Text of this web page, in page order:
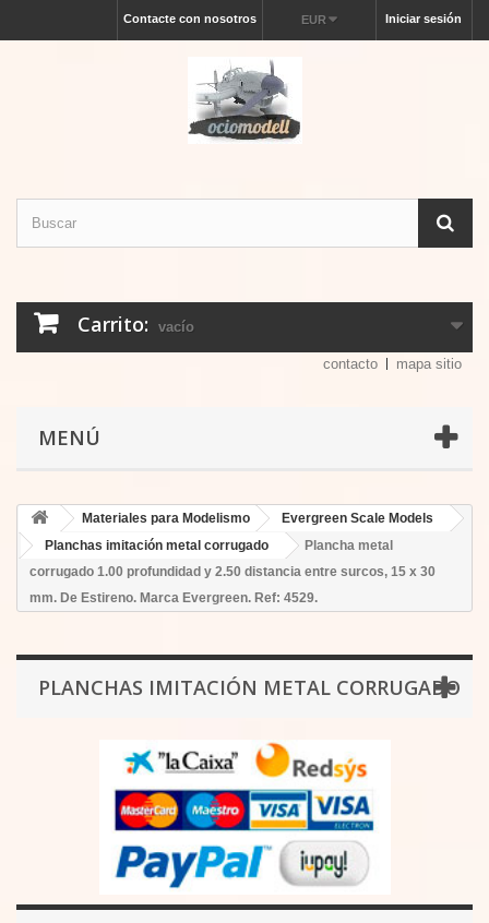
Iniciar sesión
EUR
Contacte con nosotros
Carrito: vacío
contacto mapa sitio
MENÚ
Materiales para Modelismo
Evergreen Scale Models
Planchas imitación metal corrugado
Plancha metal
corrugado 1.00 profundidad y 2.50 distancia entre surcos, 15 x 30
mm. De Estireno. Marca Evergreen. Ref: 4529.
PLANCHAS IMITACIÓN METAL CORRUGADO